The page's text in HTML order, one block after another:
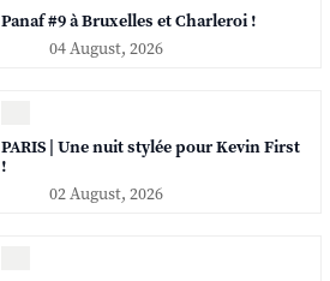
Panaf #9 à Bruxelles et Charleroi !
04 August, 2026
PARIS | Une nuit stylée pour Kevin First
!
02 August, 2026